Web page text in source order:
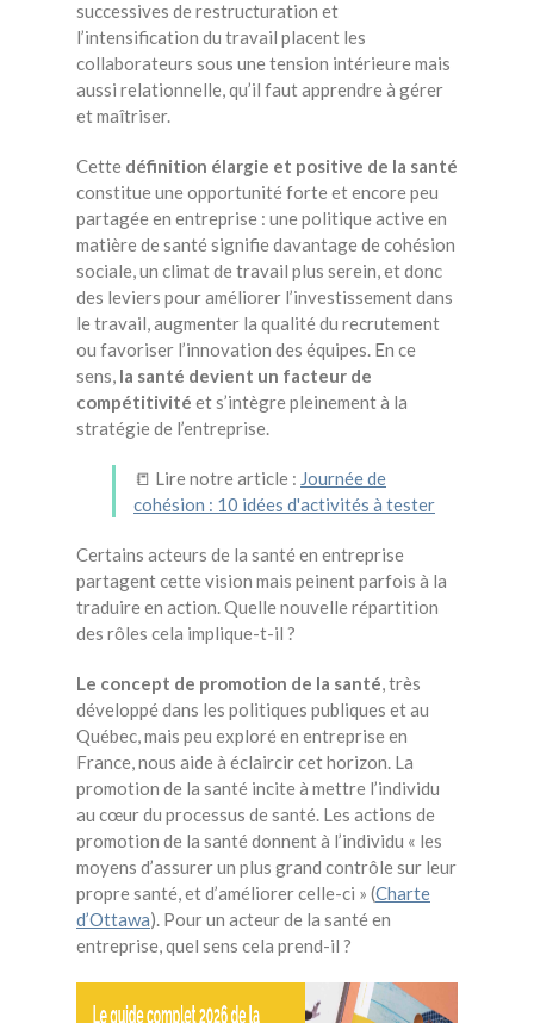
successives de restructuration et
l’intensification du travail placent les
collaborateurs sous une tension intérieure mais
aussi relationnelle, qu’il faut apprendre à gérer
et maîtriser.
Cette définition élargie et positive de la santé
constitue une opportunité forte et encore peu
partagée en entreprise : une politique active en
matière de santé signifie davantage de cohésion
sociale, un climat de travail plus serein, et donc
des leviers pour améliorer l’investissement dans
le travail, augmenter la qualité du recrutement
ou favoriser l’innovation des équipes. En ce
sens, la santé devient un facteur de
compétitivité et s’intègre pleinement à la
stratégie de l’entreprise.
📒 Lire notre article : Journée de
cohésion : 10 idées d'activités à tester
Certains acteurs de la santé en entreprise
partagent cette vision mais peinent parfois à la
traduire en action. Quelle nouvelle répartition
des rôles cela implique-t-il ?
Le concept de promotion de la santé, très
développé dans les politiques publiques et au
Québec, mais peu exploré en entreprise en
France, nous aide à éclaircir cet horizon. La
promotion de la santé incite à mettre l’individu
au cœur du processus de santé. Les actions de
promotion de la santé donnent à l’individu « les
moyens d’assurer un plus grand contrôle sur leur
propre santé, et d’améliorer celle-ci » (Charte
d’Ottawa). Pour un acteur de la santé en
entreprise, quel sens cela prend-il ?